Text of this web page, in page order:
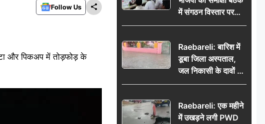
Follow Us
और पिकअप में तोड़फोड़ के
में संगठन विस्तार पर
मंथन, बीडीओ से
जनसमस्याओं का विवरण
Raebareli: बारिश में
डूबा जिला अस्पताल,
जल निकासी के दावों की
खुली पोल
Raebareli: एक महीने
में उखड़ने लगी PWD